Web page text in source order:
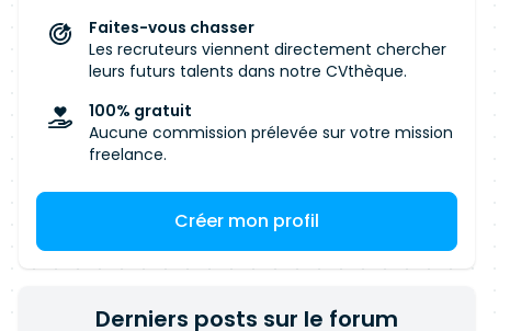
Faites-vous chasser
Les recruteurs viennent directement chercher
leurs futurs talents dans notre CVthèque.
100% gratuit
Aucune commission prélevée sur votre mission
freelance.
Créer mon profil
Derniers posts sur le forum